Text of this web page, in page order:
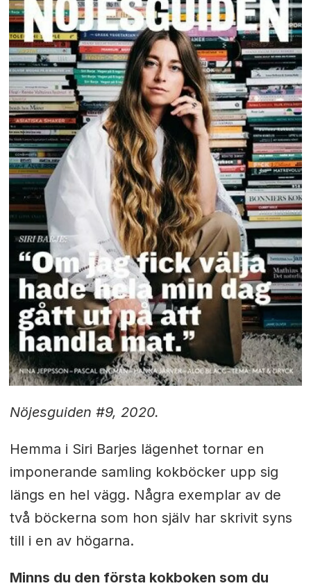
Nöjesguiden #9, 2020.
Hemma i Siri Barjes lägenhet tornar en
imponerande samling kokböcker upp sig
längs en hel vägg. Några exemplar av de
två böckerna som hon själv har skrivit syns
till i en av högarna.
Minns du den första kokboken som du